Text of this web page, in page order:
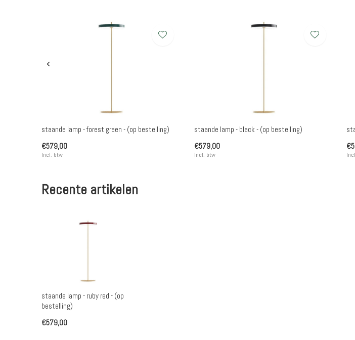
staande lamp - forest green - (op bestelling)
€579,00
Incl. btw
staande lamp - black - (op bestelling)
€579,00
Incl. btw
Recente artikelen
staande lamp - ruby red - (op
bestelling)
€579,00